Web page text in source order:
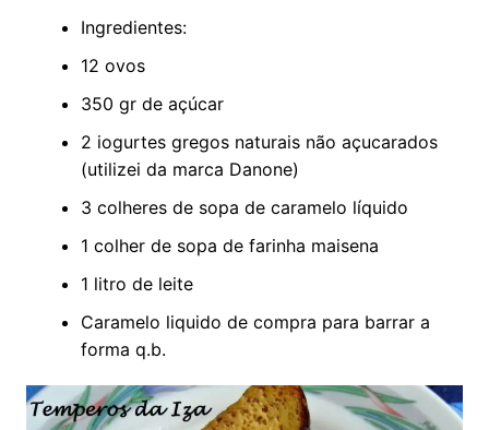
Ingredientes:
12 ovos
350 gr de açúcar
2 iogurtes gregos naturais não açucarados
(utilizei da marca Danone)
3 colheres de sopa de caramelo líquido
1 colher de sopa de farinha maisena
1 litro de leite
Caramelo liquido de compra para barrar a
forma q.b.